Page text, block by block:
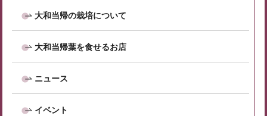
大和当帰の栽培について
大和当帰葉を食せるお店
ニュース
イベント